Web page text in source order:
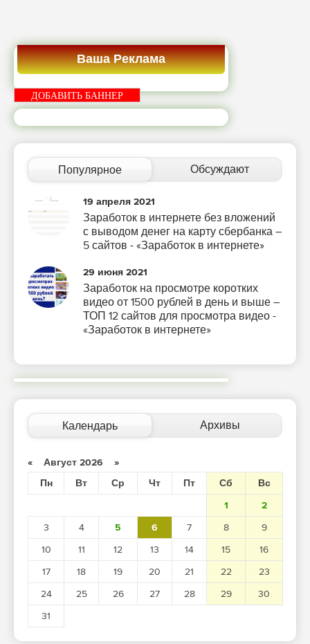
Ваша Реклама
ДОБАВИТЬ БАННЕР
Популярное Обсуждают
19 апреля 2021
Заработок в интернете без вложений
с выводом денег на карту сбербанка –
5 сайтов - «Заработок в интернете»
29 июня 2021
Заработок на просмотре коротких
видео от 1500 рублей в день и выше –
ТОП 12 сайтов для просмотра видео -
«Заработок в интернете»
Календарь Архивы
« Август 2026 »
Пн
Вт Ср Чт Пт Сб
Вс
1
2
3
4 5 6 7 8
9
10
11 12 13 14 15
16
17
18 19 20 21 22
23
24
25 26 27 28 29
30
31